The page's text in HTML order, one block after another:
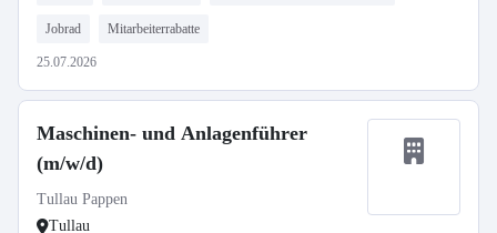
Jobrad Mitarbeiterrabatte
25.07.2026
Maschinen- und Anlagenführer
(m/w/d)
Tullau Pappen
Tullau